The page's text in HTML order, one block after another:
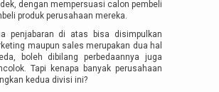
dengan mempersuasi calon pembeli
produk perusahaan mereka.
penjabaran di atas bisa disimpulkan
maupun sales merupakan dua hal
boleh dibilang perbedaannya juga
Tapi kenapa banyak perusahaan
kedua divisi ini?